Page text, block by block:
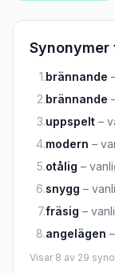
Synonymer
1.brännande
2.brännande
3.uppspelt –
4.modern –
5.otålig –
6.snygg –
7.fräsig –
8.angelägen –
Visar 8 av 29